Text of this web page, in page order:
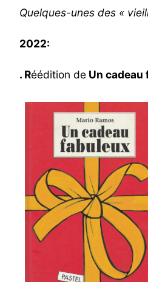
Quelques-unes des «
2022:
. Réédition de Un cadeau